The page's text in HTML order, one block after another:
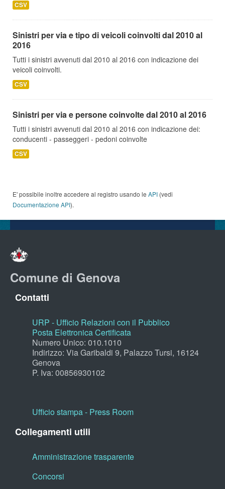
CSV
Sinistri per via e tipo di veicoli coinvolti dal 2010 al
2016
Tutti i sinistri avvenuti dal 2010 al 2016 con indicazione dei
veicoli coinvolti.
CSV
Sinistri per via e persone coinvolte dal 2010 al 2016
Tutti i sinistri avvenuti dal 2010 al 2016 con indicazione dei:
conducenti - passeggeri - pedoni coinvolte
CSV
E' possibile inoltre accedere al registro usando le API (vedi
Documentazione API).
Comune di Genova
Contatti
URP - Ufficio Relazioni con il Pubblico
Posta Elettronica Certificata
Numero Unico: 010.1010
Indirizzo: Via Garibaldi 9, Palazzo Tursi, 16124
Genova
P. Iva: 00856930102
Ufficio stampa - Press Room
Collegamenti utili
Amministrazione trasparente
Concorsi